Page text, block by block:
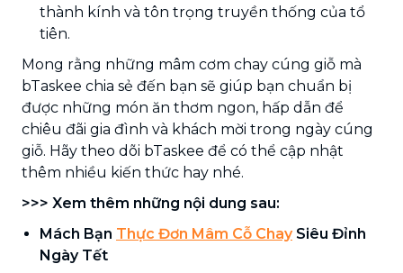
thành kính và tôn trọng truyền thống của tổ
tiên.
Mong rằng những mâm cơm chay cúng giỗ mà
bTaskee chia sẻ đến bạn sẽ giúp bạn chuẩn bị
được những món ăn thơm ngon, hấp dẫn để
chiêu đãi gia đình và khách mời trong ngày cúng
giỗ. Hãy theo dõi bTaskee để có thể cập nhật
thêm nhiều kiến thức hay nhé.
>>> Xem thêm những nội dung sau:
Mách Bạn Thực Đơn Mâm Cỗ ChaySiêu Đỉnh
Ngày Tết